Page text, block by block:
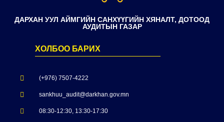
ДАРХАН УУЛ АЙМГИЙН САНХҮҮГИЙН ХЯНАЛТ, ДОТООД
АУДИТЫН ГАЗАР
ХОЛБОО БАРИХ
(+976) 7507-4222
sankhuu_audit@darkhan.gov.mn
08:30-12:30, 13:30-17:30